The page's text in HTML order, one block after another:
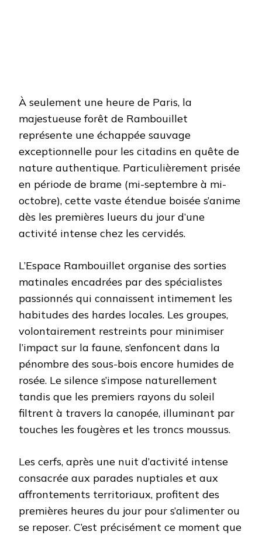
À seulement une heure de Paris, la
majestueuse forêt de Rambouillet
représente une échappée sauvage
exceptionnelle pour les citadins en quête de
nature authentique. Particulièrement prisée
en période de brame (mi-septembre à mi-
octobre), cette vaste étendue boisée s’anime
dès les premières lueurs du jour d’une
activité intense chez les cervidés.
L’Espace Rambouillet organise des sorties
matinales encadrées par des spécialistes
passionnés qui connaissent intimement les
habitudes des hardes locales. Les groupes,
volontairement restreints pour minimiser
l’impact sur la faune, s’enfoncent dans la
pénombre des sous-bois encore humides de
rosée. Le silence s’impose naturellement
tandis que les premiers rayons du soleil
filtrent à travers la canopée, illuminant par
touches les fougères et les troncs moussus.
Les cerfs, après une nuit d’activité intense
consacrée aux parades nuptiales et aux
affrontements territoriaux, profitent des
premières heures du jour pour s’alimenter ou
se reposer. C’est précisément ce moment que